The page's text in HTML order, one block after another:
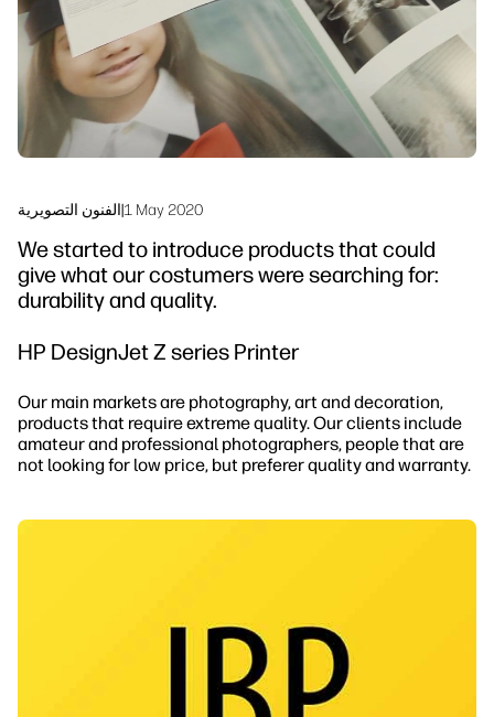
الفنون التصويرية|1 May 2020
We started to introduce products that could
give what our costumers were searching for:
durability and quality.
HP DesignJet Z series Printer
Our main markets are photography, art and decoration,
products that require extreme quality. Our clients include
amateur and professional photographers, people that are
not looking for low price, but preferer quality and warranty.